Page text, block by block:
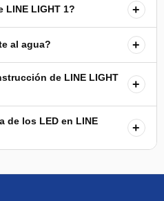
LIGHT 1? +
al agua? +
de LINE LIGHT
+
de los LED en LINE
+